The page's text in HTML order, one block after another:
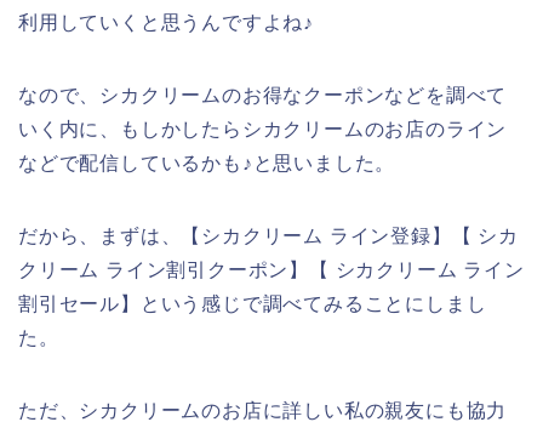
利用していくと思うんですよね♪
なので、シカクリームのお得なクーポンなどを調べて
いく内に、もしかしたらシカクリームのお店のライン
などで配信しているかも♪と思いました。
だから、まずは、【シカクリーム ライン登録】【 シカ
クリーム ライン割引クーポン】【 シカクリーム ライン
割引セール】という感じで調べてみることにしまし
た。
ただ、シカクリームのお店に詳しい私の親友にも協力